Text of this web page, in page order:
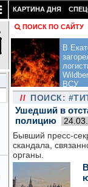
КАРТИНА ДНЯ
ПОИСК ПО САЙТУ
В
ВСУ
// ПОИСК:
Ушедший в
полицию
Бывший пресс-
скандала,
органы.